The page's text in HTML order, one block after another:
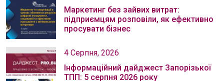
Маркетинг без зайвих витрат:
підприємцям розповіли, як ефективно
просувати бізнес
4 Серпня, 2026
Інформаційний дайджест Запорізької
ТПП: 5 серпня 2026 року